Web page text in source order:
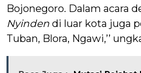
Bojonegoro. Dalam acara
Nyinden di luar kota juga
Tuban, Blora, Ngawi,’’